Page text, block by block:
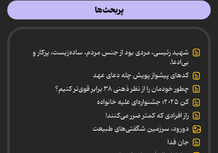
پربحث‌ها
شهید رئیسی، مردی بود از جنس مردم، ساده‌زیست، پرکار و
بی‌ادعا.
کدهای پیشواز پویش چله دعای عهد
چطور خودمان را از نظر ذهنی ۳۸ برابر قوی‌تر کنیم؟
کن ۲۰۲۵؛ جشنواره‌ای علیه خانواده
راز افرادی که کمتر ضرر می‌کنند!
دورود، سرزمین شگفتی‌های طبیعت
جان فدا